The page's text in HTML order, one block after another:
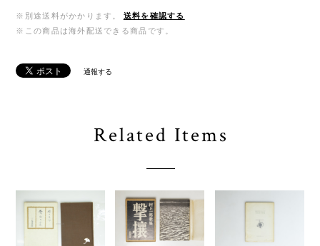
※別途送料がかかります。
送料を確認する
※この商品は海外配送できる商品です。
通報する
Related Items